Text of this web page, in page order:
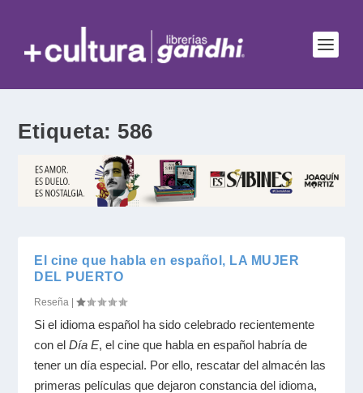
Etiqueta: 586
El cine que habla en español, LA MUJER
DEL PUERTO
Reseña |
Si el idioma español ha sido celebrado recientemente
con elDía E, el cine que habla en español habría de
tener un día especial. Por ello, rescatar del almacén las
primeras películas que dejaron constancia del idioma,